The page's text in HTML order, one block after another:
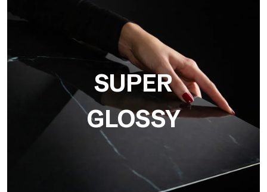
Ultralight 3D von Tecnografica integriert Grafiken und
Dreidimensionalität, ideal für die Wiedergabe realistischer
Texturen wie Beton, Holz und Naturstein.
SUPER
GLOSSY